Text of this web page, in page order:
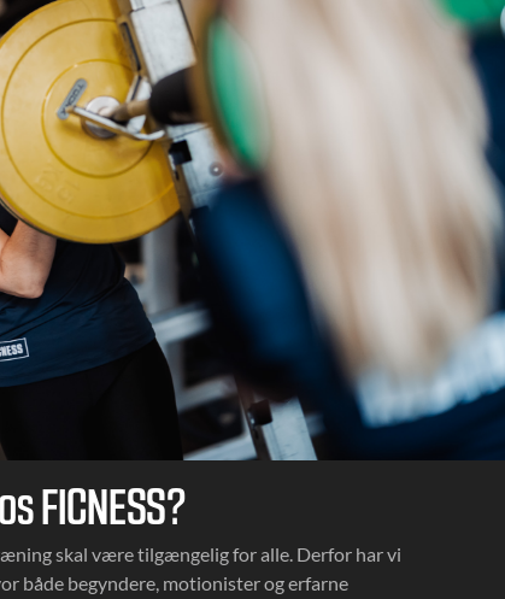
FICNESS?
skal være tilgængelig for alle. Derfor har vi
både begyndere, motionister og erfarne